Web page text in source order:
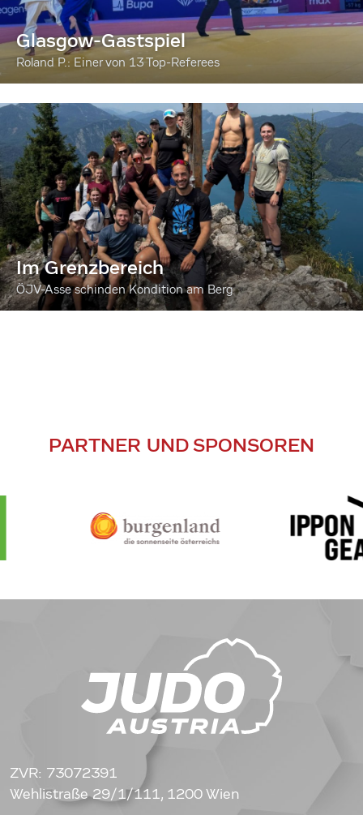
Glasgow-Gastspiel
Roland P.: Einer von 13 Top-Referees
Im Grenzbereich
ÖJV-Asse schinden Kondition am Berg
PARTNER UND SPONSOREN
ZVR: 73072391
Wehlistraße 29/1/111, 1200 Wien